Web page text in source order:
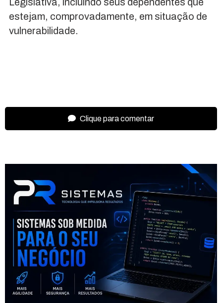
estejam, comprovadamente, em situação de
vulnerabilidade.
Clique para comentar